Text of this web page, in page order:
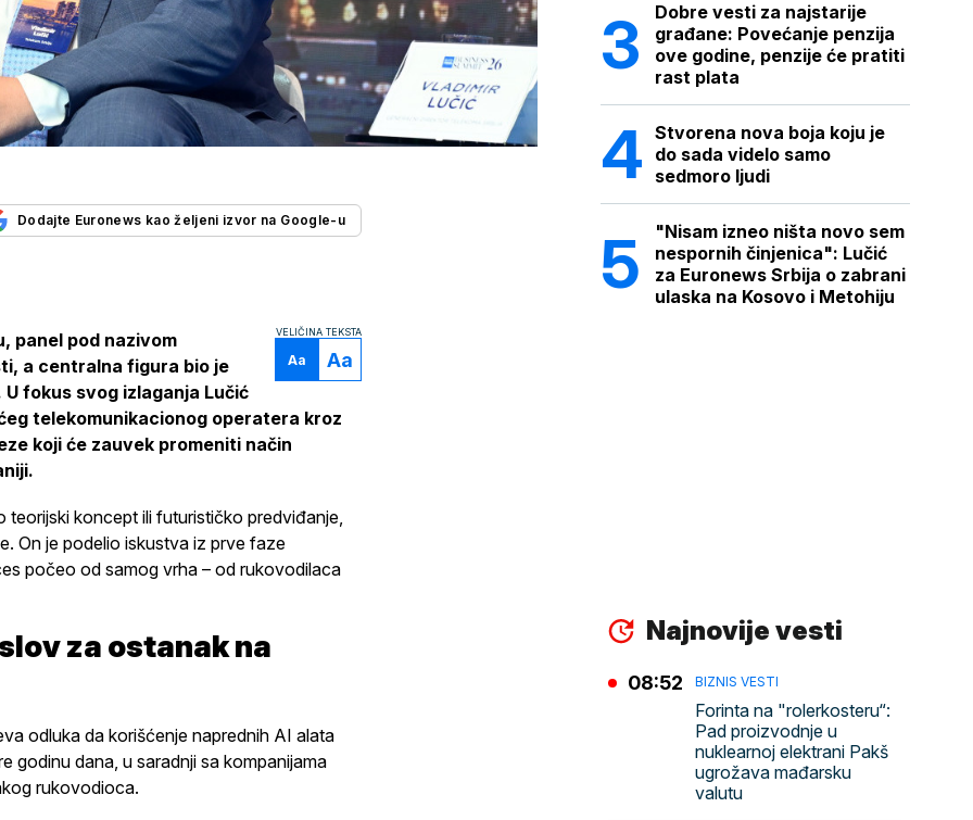
Dodajte Euronews kao željeni izvor na Google-u
VELIČINA TEKSTA
Aa Aa
panel pod nazivom
a centralna figura bio je
fokus svog izlaganja Lučić
telekomunikacionog operatera kroz
koji će zauvek promeniti način
teorijski koncept ili futurističko predviđanje,
On je podelio iskustva iz prve faze
počeo od samog vrha – od rukovodilaca
za ostanak na
odluka da korišćenje naprednih AI alata
godinu dana, u saradnji sa kompanijama
rukovodioca.
Dobre vesti za najstarije
građane: Povećanje penzija
ove godine, penzije će pratiti
rast plata
Stvorena nova boja koju je
do sada videlo samo
sedmoro ljudi
"Nisam izneo ništa novo sem
nespornih činjenica": Lučić
za Euronews Srbija o zabrani
ulaska na Kosovo i Metohiju
Najnovije vesti
BIZNIS VESTI
Forinta na "rolerkosteru“:
Pad proizvodnje u
nuklearnoj elektrani Pakš
ugrožava mađarsku
valutu
08:52